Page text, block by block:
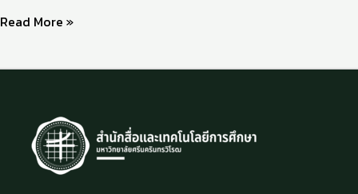
Read More »